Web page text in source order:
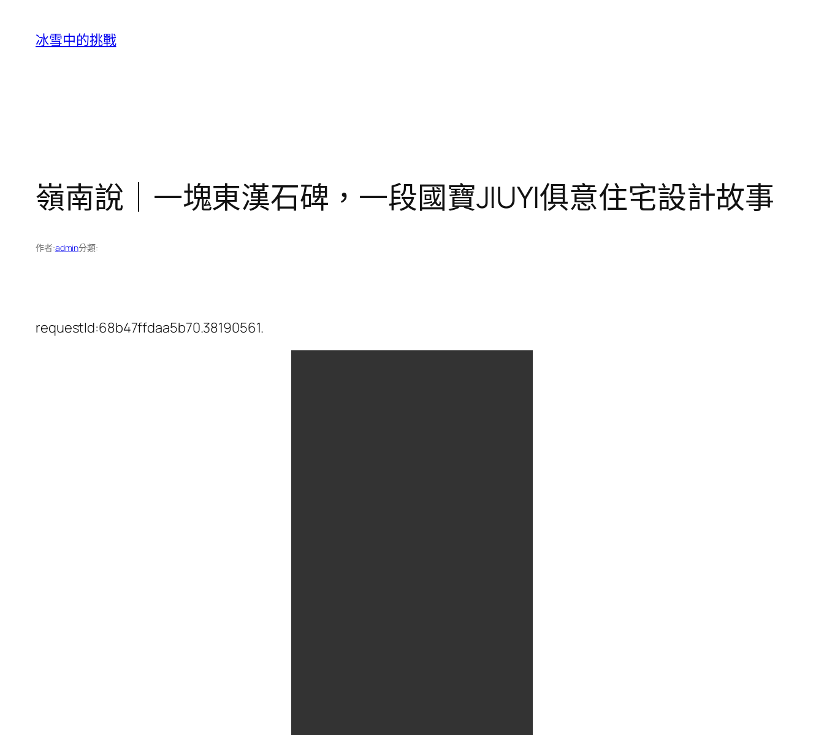
冰雪中的挑戰
嶺南說｜一塊東漢石碑，一段國寶JIUYI俱意住宅設計故事
作者:admin分類:
requestId:68b47ffdaa5b70.38190561.